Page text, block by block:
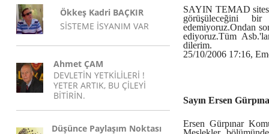
Ökkeş Kadri BAÇKIR
SİSTEME İSYANIM VAR
Ahmet ÇAM
DEVLETİN YETKİLİLERİ !
YETER ARTIK, BU ÇİLEYİ
BİTİRİN.
Düşünce Paylaşım Noktası
SAYIN TEMAD
görüşüleceğini
edemiyoruz.Ondan
ediyoruz.Tüm
dilerim.
25/10/2006 17:16,
Sayın Ersen
Ersen Gürpınar